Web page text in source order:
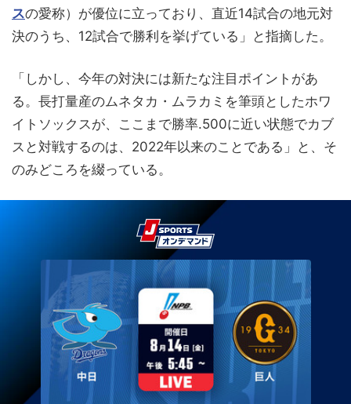
スの愛称）が優位に立っており、直近14試合の地元対
決のうち、12試合で勝利を挙げている」と指摘した。
「しかし、今年の対決には新たな注目ポイントがあ
る。長打量産のムネタカ・ムラカミを筆頭としたホワ
イトソックスが、ここまで勝率.500に近い状態でカブ
スと対戦するのは、2022年以来のことである」と、そ
のみどころを綴っている。